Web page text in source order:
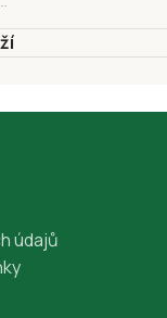
Václavské 801/52,
( Visa, Mastercard)
údajů